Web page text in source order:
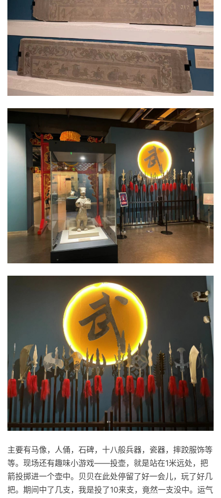
主要有马像，人俑，石碑，十八般兵器，瓷器，摔跤服饰等
等。现场还有趣味小游戏——投壶，就是站在1米远处，把
箭投掷进一个壶中。贝贝在此处停留了好一会儿，玩了好几
把。期间中了几支，我是投了10来支，竟然一支没中。运气